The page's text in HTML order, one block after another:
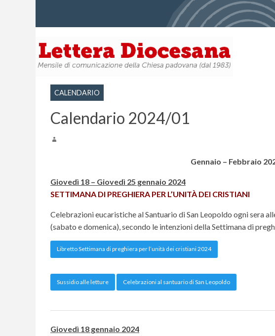
S
k
i
CALENDARIO
Calendario 2024/01
Gennaio – Febbraio
Giovedì 18 – Giovedì 25 gennaio 2024
SETTIMANA DI PREGHIERA PER L’UNITÀ DEI CRISTIANI
Celebrazioni eucaristiche al Santuario di San Leopoldo ogni sera
(sabato e domenica), secondo le intenzioni della Settimana di
Libretto Settimana di preghiera per l’unità dei cristiani 2024
Sussidio alle letture Celebrazioni al santuario di San Leopoldo
Giovedì 18 gennaio 2024